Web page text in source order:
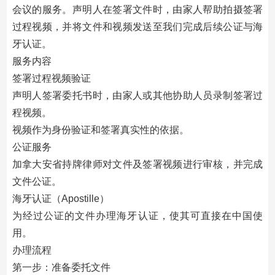
会议的服务。声明人在签署文件时，由家人帮助拍摄签署
过程视频，并将文件和视频发送至我们完成后续公证与海
牙认证。
服务内容
签署过程视频验证
声明人签署委托书时，由家人或其他协助人员录制签署过
程视频。
视频作为身份验证和签署真实性的依据。
公证服务
加拿大安省持牌律师对文件及签署视频进行审核，并完成
文件公证。
海牙认证（Apostille）
为经过公证的文件办理海牙认证，使其可直接在中国使
用。
办理流程
第一步：准备委托文件